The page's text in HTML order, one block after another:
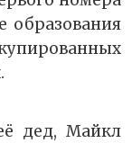
образования
дед, Майкл